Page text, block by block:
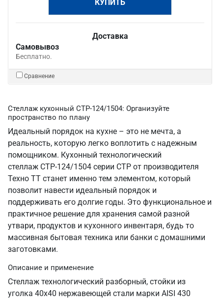
КУПИТЬ
Доставка
Самовывоз
Бесплатно.
Сравнение
Стеллаж кухонный СТР-124/1504: Организуйте
пространство по плану
Идеальный порядок на кухне – это не мечта, а
реальность, которую легко воплотить с надежным
помощником. Кухонный технологический
стеллаж СТР-124/1504 серии СТР от производителя
Техно ТТ станет именно тем элементом, который
позволит навести идеальный порядок и
поддерживать его долгие годы. Это функциональное и
практичное решение для хранения самой разной
утвари, продуктов и кухонного инвентаря, будь то
массивная бытовая техника или банки с домашними
заготовками.
Описание и применение
Стеллаж технологический разборный, стойки из
уголка 40х40 нержавеющей стали марки AISI 430